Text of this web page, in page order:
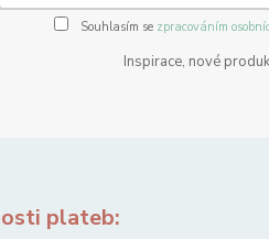
Souhlasím se zpracováním
Inspirace, nové
plateb: